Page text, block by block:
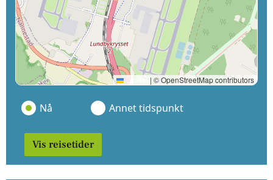
Leaflet | © OpenStreetMap contributors
Nå Annet tidspunkt
Vis reisetider